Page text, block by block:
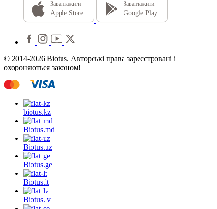
Завантажити
Apple Store
Завантажити
Google Play
© 2014-2026 Biotus. Авторські права зареєстровані і
охороняються законом!
biotus.kz
Biotus.md
Biotus.uz
Biotus.ge
Biotus.lt
Biotus.lv